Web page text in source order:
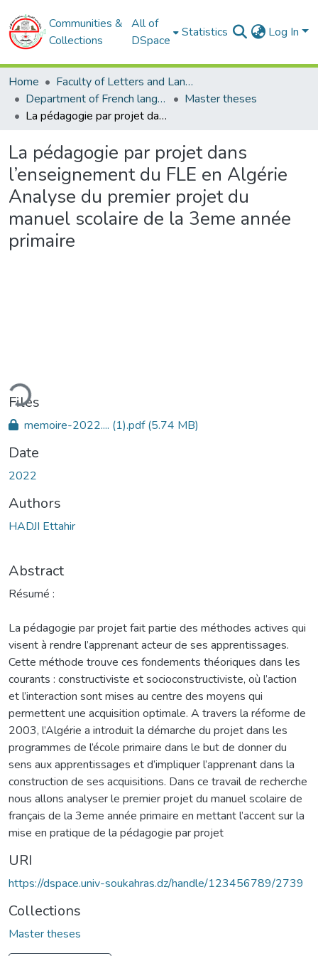
Communities &
Collections
All of
DSpace
Statistics Log In
Home
Faculty of Letters and Languages
Department of French language
Master theses
La pédagogie par projet dans l’enseignement du FLE en Algérie Analyse du premier projet du manuel scolaire de la 3eme année primaire
La pédagogie par projet dans
l’enseignement du FLE en Algérie
Analyse du premier projet du
manuel scolaire de la 3eme année
primaire
Files
memoire-2022.... (1).pdf(5.74 MB)
Date
2022
Authors
HADJI Ettahir
Abstract
Résumé :
La pédagogie par projet fait partie des méthodes actives qui
visent à rendre l’apprenant acteur de ses apprentissages.
Cette méthode trouve ces fondements théoriques dans les
courants : constructiviste et socioconstructiviste, où l’action
et l’interaction sont mises au centre des moyens qui
permettent une acquisition optimale. A travers la réforme de
2003, l’Algérie a introduit la démarche du projet dans les
programmes de l’école primaire dans le but de donner du
sens aux apprentissages et d’impliquer l’apprenant dans la
construction de ses acquisitions. Dans ce travail de recherche
nous allons analyser le premier projet du manuel scolaire de
français de la 3eme année primaire en mettant l’accent sur la
mise en pratique de la pédagogie par projet
URI
https://dspace.univ-soukahras.dz/handle/123456789/2739
Collections
Master theses